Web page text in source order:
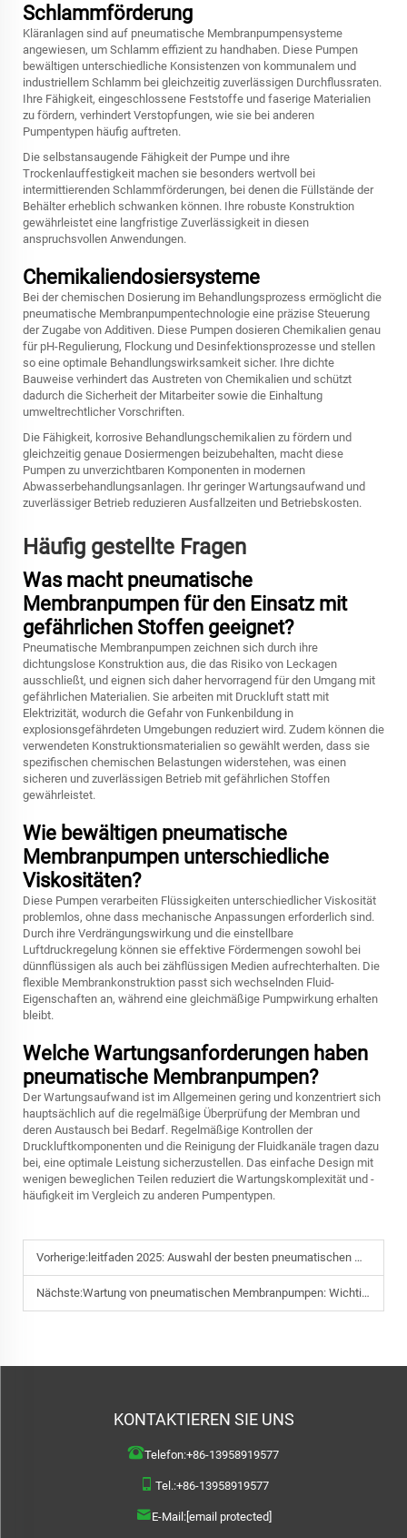
Schlammförderung
Kläranlagen sind auf pneumatische Membranpumpensysteme
angewiesen, um Schlamm effizient zu handhaben. Diese Pumpen
bewältigen unterschiedliche Konsistenzen von kommunalem und
industriellem Schlamm bei gleichzeitig zuverlässigen Durchflussraten.
Ihre Fähigkeit, eingeschlossene Feststoffe und faserige Materialien
zu fördern, verhindert Verstopfungen, wie sie bei anderen
Pumpentypen häufig auftreten.
Die selbstansaugende Fähigkeit der Pumpe und ihre
Trockenlauffestigkeit machen sie besonders wertvoll bei
intermittierenden Schlammförderungen, bei denen die Füllstände der
Behälter erheblich schwanken können. Ihre robuste Konstruktion
gewährleistet eine langfristige Zuverlässigkeit in diesen
anspruchsvollen Anwendungen.
Chemikaliendosiersysteme
Bei der chemischen Dosierung im Behandlungsprozess ermöglicht die
pneumatische Membranpumpentechnologie eine präzise Steuerung
der Zugabe von Additiven. Diese Pumpen dosieren Chemikalien genau
für pH-Regulierung, Flockung und Desinfektionsprozesse und stellen
so eine optimale Behandlungswirksamkeit sicher. Ihre dichte
Bauweise verhindert das Austreten von Chemikalien und schützt
dadurch die Sicherheit der Mitarbeiter sowie die Einhaltung
umweltrechtlicher Vorschriften.
Die Fähigkeit, korrosive Behandlungschemikalien zu fördern und
gleichzeitig genaue Dosiermengen beizubehalten, macht diese
Pumpen zu unverzichtbaren Komponenten in modernen
Abwasserbehandlungsanlagen. Ihr geringer Wartungsaufwand und
zuverlässiger Betrieb reduzieren Ausfallzeiten und Betriebskosten.
Häufig gestellte Fragen
Was macht pneumatische
Membranpumpen für den Einsatz mit
gefährlichen Stoffen geeignet?
Pneumatische Membranpumpen zeichnen sich durch ihre
dichtungslose Konstruktion aus, die das Risiko von Leckagen
ausschließt, und eignen sich daher hervorragend für den Umgang mit
gefährlichen Materialien. Sie arbeiten mit Druckluft statt mit
Elektrizität, wodurch die Gefahr von Funkenbildung in
explosionsgefährdeten Umgebungen reduziert wird. Zudem können die
verwendeten Konstruktionsmaterialien so gewählt werden, dass sie
spezifischen chemischen Belastungen widerstehen, was einen
sicheren und zuverlässigen Betrieb mit gefährlichen Stoffen
gewährleistet.
Wie bewältigen pneumatische
Membranpumpen unterschiedliche
Viskositäten?
Diese Pumpen verarbeiten Flüssigkeiten unterschiedlicher Viskosität
problemlos, ohne dass mechanische Anpassungen erforderlich sind.
Durch ihre Verdrängungswirkung und die einstellbare
Luftdruckregelung können sie effektive Fördermengen sowohl bei
dünnflüssigen als auch bei zähflüssigen Medien aufrechterhalten. Die
flexible Membrankonstruktion passt sich wechselnden Fluid-
Eigenschaften an, während eine gleichmäßige Pumpwirkung erhalten
bleibt.
Welche Wartungsanforderungen haben
pneumatische Membranpumpen?
Der Wartungsaufwand ist im Allgemeinen gering und konzentriert sich
hauptsächlich auf die regelmäßige Überprüfung der Membran und
deren Austausch bei Bedarf. Regelmäßige Kontrollen der
Druckluftkomponenten und die Reinigung der Fluidkanäle tragen dazu
bei, eine optimale Leistung sicherzustellen. Das einfache Design mit
wenigen beweglichen Teilen reduziert die Wartungskomplexität und -
häufigkeit im Vergleich zu anderen Pumpentypen.
Vorherige: leitfaden 2025: Auswahl der besten pneumatischen Membranpumpe
Nächste:Wartung von pneumatischen Membranpumpen: Wichtige Tipps
KONTAKTIEREN SIE UNS
Telefon:+86-13958919577
Tel.:+86-13958919577
E-Mail: [email protected]